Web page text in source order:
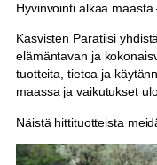
Hyvinvointi alkaa
Kasvisten Paratiisi
elämäntavan ja
tuotteita, tietoa ja
maassa ja vaikutukset
Näistä hittituotteista